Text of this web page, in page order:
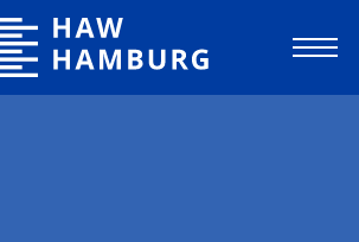
für Angewandte